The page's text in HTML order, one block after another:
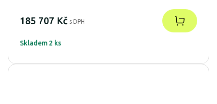
185 707 Kč s DPH
Skladem 2 ks